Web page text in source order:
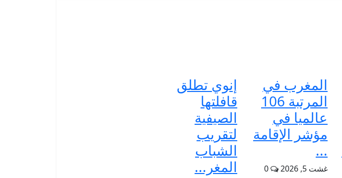
المغرب في
المرتبة 106
عالميا في
مؤشر الإقامة
...
غشت 5, 2026
إنوي تطلق
قافلتها
الصيفية
لتقريب
الشباب
المغر...